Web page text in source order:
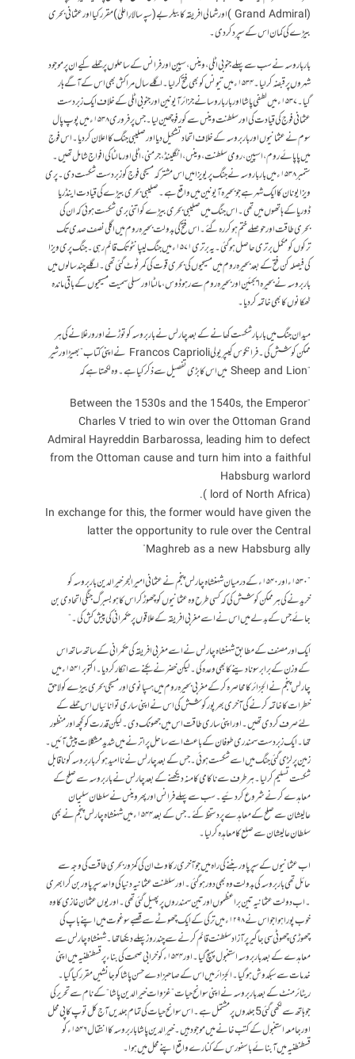
(Grand Admiral )اور شمالی افریقہ کا بیلربے (سپہ سالارِ اعلیٰ) مقرر کیا اور عثمانی بحری
بیڑے کی کمان اس کے سپرد کردی۔
بارباروسہ نے سب سے پہلے جنوبی اٹلی ، وینس ، سپین اور فرانس کے ساحلوں پر حملے کیے ان پر موجود
شہروں پر قبضہ کرلیا۔ ۱۵۳۴ء میں تیونس کو بھی فتح کرلیا ۔ اگلے سال مراکش بھی اس کے آگے ہار
گیا۔ ۱۵۳۷ء میں لطفی پاشا اور بارباروسا نے جزائر آیونین اور جنوبی اٹلی کے خلاف ایک زبردست
عثمانی فوج کی قیادت کی اور سلطنت وینس سے کورفو چھین لیا ۔ جس پر فروری ۱۵۳۸ء میں پوپ پال
سوم نے عثمانیوں اور باربروسہ کے خلاف اتحاد تشکیل دیا اور صلیبی جنگ کا اعلان کر دیا۔ اس فوج
میں پاپائے روم، اسپین، رومی سلطنت، وینس ، انگلینڈ ، جرمنی ، اٹلی اور مالٹا کی افواج شامل تھیں ۔
ستمبر ۱۵۳۸ء میں بارباروسہ نے جنگ پریویزا میں اس مشترکہ مسیحی فوج کو زبردست شکست دی ۔ پری
ویزا یونان کا ایک شہر ہے جو بحیرہ آیونین میں واقع ہے ۔ صلیبی بحری بیڑے کی قیادت اینڈریا
ڈوریا کے ہاتھوں میں تھی۔ اس جنگ میں صلیبی بحری بیڑے کو اتنی بری شکست ہوئی کہ ان کی
بحری طاقت اور حوصلے ختم ہو کر رہ گئے۔ اس فتح کی بدولت بحیرہ روم میں اگلی نصف صدی تک
ترکوں کو مکمل برتری حاصل ہوگئی ۔ یہ برتری ۱۵۷۱ء میں جنگ لیپانٹو تک قائم رہی ۔ جنگ پری ویزا
کی فیصلہ کن فتح کے بعد بحیرہ روم میں مسیحیوں کی بحری قوت کی کمر ٹوٹ گئی تھی ۔ اگلے چند سالوں میں
باربروسہ نے بحیرہ ایجئین اور بحیرہ روم سے رہوڈوس ، مالٹا اورسسلی سمیت مسیحیوں کے باقی ماندہ
ٹھکانوں کا بھی خاتمہ کر دیا۔
میدان جنگ میں بار بار شکست کھانے کے بعد چارلس نے باربروسہ کو توڑنے اور ورغلانے کی ہر
ممکن کوشش کی ۔ فرانکوس کیپریولی Francos Caprioli نے اپنی کتاب ” بھیڑ اور شیر
“ Sheep and Lion میں اس کا بڑی تفصیل سے ذکر کیا ہے ۔ وہ لکھتا ہے کہ
“Between the 1530s and the 1540s, the Emperor
Charles V tried to win over the Ottoman Grand
Admiral Hayreddin Barbarossa, leading him to defect
from the Ottoman cause and turn him into a faithful
Habsburg warlord
(lord of North Africa ).
In exchange for this, the former would have given the
latter the opportunity to rule over the Central
Maghreb as a new Habsburg ally”
” ۱۵۳۰ ء اور ۱۵۴۰ ء کے درمیان شہنشاہ چارلس پنجم نے عثمانی امیر البحر خیر الدین باربروسہ کو
خریدنے کی ہر ممکن کوشش کی کہ کسی طرح وہ عثمانیوں کو چھوڑ کر اس کا ہوبسبرگ جنگی اتحادی بن
جائے جس کے بدلے میں اس نے اسے مغربی افریقہ کے علاقوں پر حکمرانی کی پیش کش کی ۔ “
ایک اور مصنف کے مطابق شہنشاہ چارلس نے اسے مغربی افریقہ کی حکمرانی کے ساتھ ساتھ اس
کے وزن کے برابر سونا دینے کا بھی وعدہ کی ۔ لیکن خضر نے بکنے سے انکار کر دیا ۔ اکتوبر ۱۵۴۱ء میں
چارلس پنجم نے الجزائر کا محاصرہ کرکے مغربی بحیرہ روم میں ہسپانوی اور مسیحی بحری بیڑے کو لاحق
خطرات کا خاتمہ کرنے کی آخری بھر پور کوشش کی اس نے اپنی ساری توانائیاں اس حملے کے
لئے صرف کر دی تھیں ۔ اور اپنی ساری طاقت اس میں جھونک دی ۔ لیکن قدرت کو کچھ اور منظور
تھا ۔ ایک زبردست سمندری طوفان کے باعث اسے ساحل پراترنے میں شدید مشکلات پیش آئیں ۔
زمین پر لڑی گئی جنگ میں اسے شکست ہوئی ۔ جس کے بعد چارلس نے ناامید ہوکر باربروسہ کو ناقابل
شکست تسلیم کرلیا۔ ہر طرف سے ناکامی کا منہ دیکھنے کے بعد چارلس نے باربروسہ سے صلح کے
معاہدے کرنے شروع کر دئیے ۔ سب سے پہلے فرانس اور پھر وینس نے سلطان سلیمان
عالیشان سے صلح کے معاہدے پر دستخط کئے ۔ جس کے بعد ۱۵۴۴ء میں شہنشاہ چارلس پنجم نے بھی
سلطان عالیشان سے صلع کا معاہدہ کر لیا۔
اب عثمانیوں کے سپر پاور بننے کی راہ میں جو آخری رکاوٹ ان کی کمزور بحری طاقت کی وجہ سے
حائل تھی باربروسہ کی بدولت وہ بھی دور ہوگئی ۔ اور سلطنت عثمانیہ دنیا کی واحد سپر پاور بن کر ابھری
۔ اب دولت عثمانیہ تین براعظموں اور تین سمندروں پر پھیل گئی تھی ۔ اور یوں عثمان غازی کا وہ
خوب پورا ہوا جو اس نے ۱۲۹۸ء میں ترکی کے ایک چھوٹے سے قصبے سوغوت میں اپنے باپ کی
چھوڑی چھوٹی سی جاگیر پر آزاد سلطنت قائم کرنے سے چند روز پہلے دیکھا تھا ۔ شہنشاہ چارلس سے
معاہدے کے بعد باربروسہ استنبول پہنچ گیا ۔ اور ۱۵۴۴ء کو خرابی صحت کی بناء پر قسطنطنیہ میں اپنی
خدمات سے سبکدوش ہوگیا۔ الجزائر میں اس کے صاحبزادے حسن پاشا کو جانشیں مقرر کیا گیا۔
ریٹائرمنٹ کے بعد باربروسہ نے اپنی سوانح حیات ”غزوات خیر الدین پاشا“ کے نام سے تحریر کی
جو ہاتھ سے لکھی گئی 5 جلدوں پر مشتمل ہے۔ اس سوانح حیات کی تمام جلدیں آج کل توپ کاپی محل
اور جامعہ استنبول کے کتب خانے میں موجود ہیں۔ خیر الدین پاشا باربروسہ کا انتقال ۱۵۴۶ء کو
قسطنطنیہ میں آبنائے باسفورس کے کنارے واقع اپنے محل میں ہوا۔